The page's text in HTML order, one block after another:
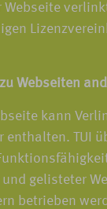
Webseite
Webseiten
kann
enthalten. TUI
gelisteter
betrieben